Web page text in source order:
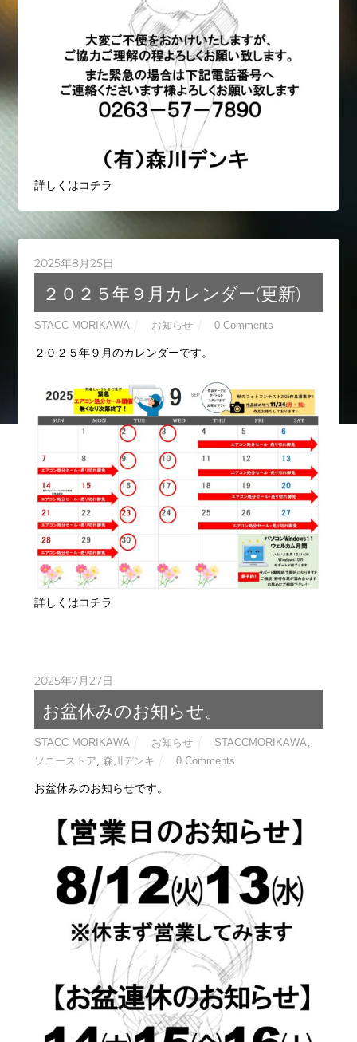
詳しくはコチラ
2025年8月25日
２０２５年９月カレンダー(更新)
STACC MORIKAWA お知らせ 0 Comments
２０２５年９月のカレンダーです。
詳しくはコチラ
2025年7月27日
お盆休みのお知らせ。
STACC MORIKAWA お知らせ STACCMORIKAWA
ソニーストア 森川デンキ 0 Comments
お盆休みのお知らせです。